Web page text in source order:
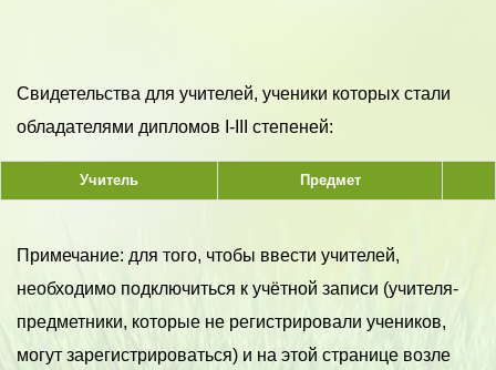
Свидетельства для учителей, ученики которых стали
обладателями дипломов I-III степеней:
Учитель Предмет
Примечание: для того, чтобы ввести учителей,
необходимо подключиться к учётной записи (учителя-
предметники, которые не регистрировали учеников,
могут зарегистрироваться) и на этой странице возле